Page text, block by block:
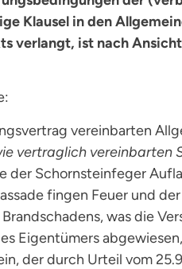
Klausel in den
verlangt, ist nach
vereinbarten
vertraglich vereinbarten
der Schornsteinfeger
fingen Feuer und
was die
Eigentümers
der durch Urteil vom